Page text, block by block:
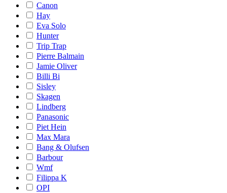
Canon
Hay
Eva Solo
Hunter
Trip Trap
Pierre Balmain
Jamie Oliver
Billi Bi
Sisley
Skagen
Lindberg
Panasonic
Piet Hein
Max Mara
Bang & Olufsen
Barbour
Wmf
Filippa K
OPI